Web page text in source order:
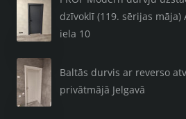
dzīvoklī (119. sērijas māja)
iela 10
Baltās durvis ar reverso
privātmājā Jelgavā